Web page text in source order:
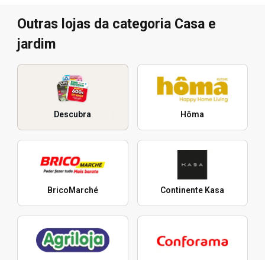
Outras lojas da categoria Casa e
jardim
Descubra Hôma
BricoMarché Continente Kasa